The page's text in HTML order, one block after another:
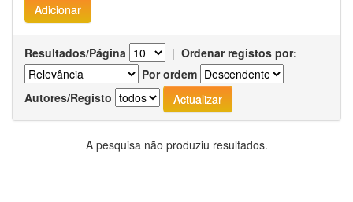
Resultados/Página | Ordenar registos por:
Por ordem
Autores/Registo
A pesquisa não produziu resultados.